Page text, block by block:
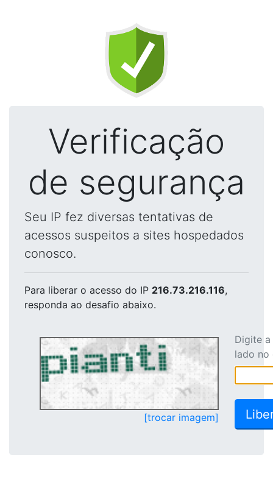
Verificação
de segurança
Seu IP fez diversas tentativas de
acessos suspeitos a sites hospedados
conosco.
Para liberar o acesso do IP 216.73.216.116,
responda ao desafio abaixo.
[trocar imagem]
Digite
lado no